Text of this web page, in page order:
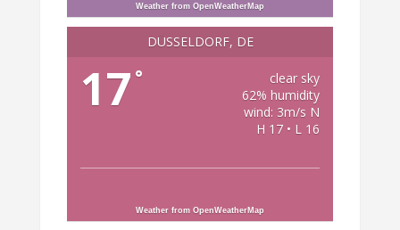
Weather from OpenWeatherMap
DÜSSELDORF, DE
17 °
clear sky
62% humidity
wind: 3m/s N
H 17 • L 16
Weather from OpenWeatherMap